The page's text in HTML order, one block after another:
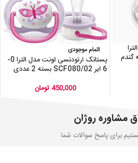
اتمام موجودی
پستانک ارتودنسی اونت مدل الترا 0-
6 ایر SCF080/02 بسته 2 عددی
450,000تومان
مشاوره روژان
برای پاسخ سوالات شما